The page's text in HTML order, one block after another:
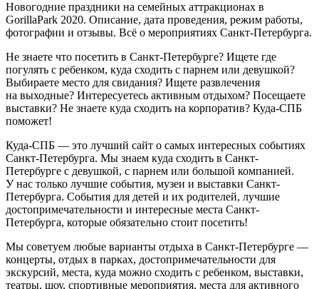
Новогодние праздники на семейных аттракционах в
GorillaPark 2020. Описание, дата проведения, режим работы,
фотографии и отзывы. Всё о мероприятиях Санкт-Петербурга.
Не знаете что посетить в Санкт-Петербурге? Ищете где
погулять с ребенком, куда сходить с парнем или девушкой?
Выбираете место для свидания? Ищете развлечения
на выходные? Интересуетесь активным отдыхом? Посещаете
выставки? Не знаете куда сходить на корпоратив? Куда-СПБ
поможет!
Куда-СПБ — это лучший сайт о самых интересных событиях
Санкт-Петербурга. Мы знаем куда сходить в Санкт-
Петербурге с девушкой, с парнем или большой компанией.
У нас только лучшие события, музеи и выставки Санкт-
Петербурга. События для детей и их родителей, лучшие
достопримечательности и интересные места Санкт-
Петербурга, которые обязательно стоит посетить!
Мы советуем любые варианты отдыха в Санкт-Петербурге —
концерты, отдых в парках, достопримечательности для
экскурсий, места, куда можно сходить с ребенком, выставки,
театры, шоу, спортивные мероприятия, места для активного